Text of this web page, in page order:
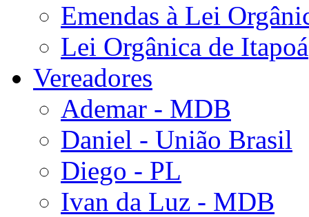
Emendas à Lei
Lei Orgânica de Itapoá
Vereadores
Ademar - MDB
Daniel - União Brasil
Diego - PL
Ivan da Luz - MDB